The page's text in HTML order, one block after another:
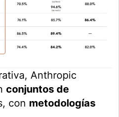
Anthropic
conjuntos de
con metodologías